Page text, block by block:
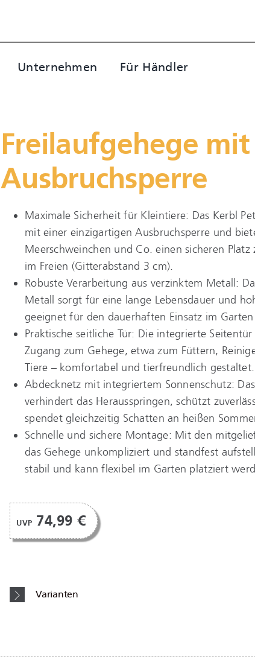
Unternehmen Für Händler
Freilaufgehege mit
Ausbruchsperre
Maximale Sicherheit für Kleintiere: Das Kerbl
mit einer einzigartigen Ausbruchsperre und
Meerschweinchen und Co. einen sicheren
im Freien (Gitterabstand 3 cm).
Robuste Verarbeitung aus verzinktem Metall:
Metall sorgt für eine lange Lebensdauer und
geeignet für den dauerhaften Einsatz im
Praktische seitliche Tür: Die integrierte
Zugang zum Gehege, etwa zum Füttern,
Tiere – komfortabel und tierfreundlich gestaltet.
Abdecknetz mit integriertem Sonnenschutz:
verhindert das Herausspringen, schützt
spendet gleichzeitig Schatten an heißen
Schnelle und sichere Montage: Mit den
das Gehege unkompliziert und standfest
stabil und kann flexibel im Garten platziert
UVP 74,99 €
Varianten